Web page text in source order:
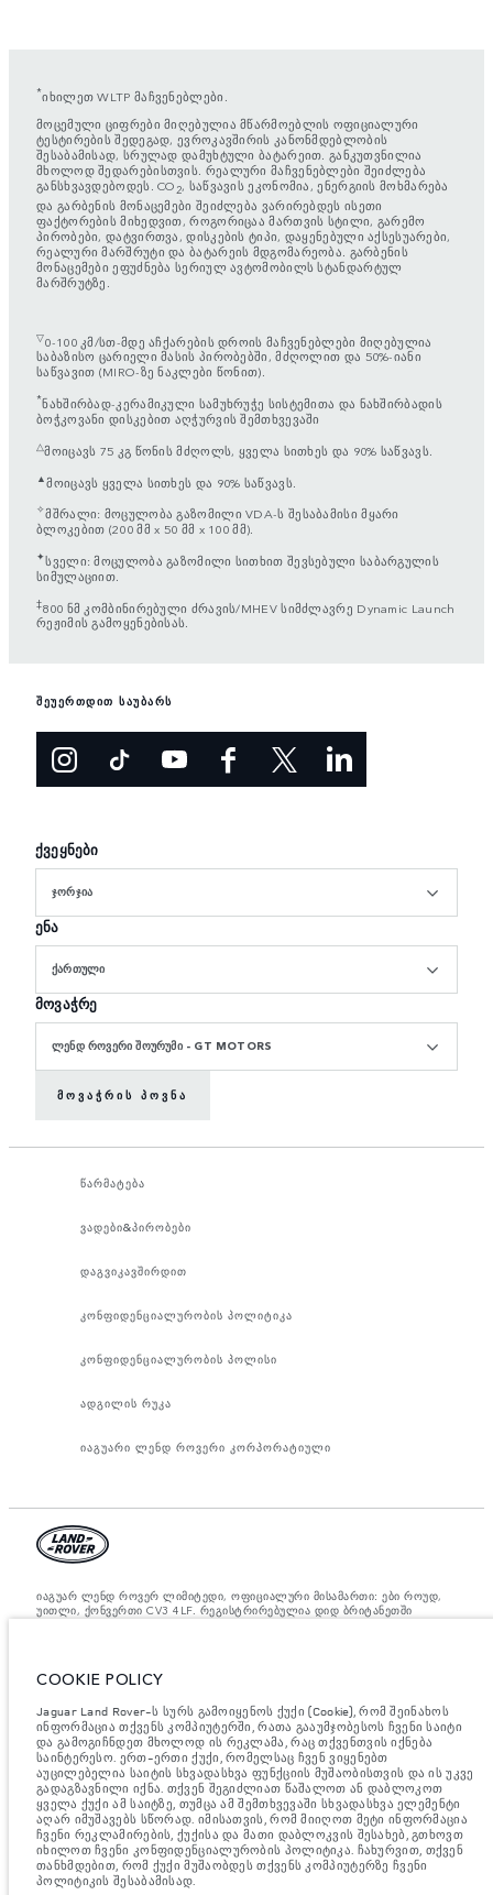
*იხილეთ WLTP მაჩვენებლები.
მოცემული ციფრები მიღებულია მწარმოებლის ოფიციალური
ტესტირების შედეგად, ევროკავშირის კანონმდებლობის
შესაბამისად, სრულად დამუხტული ბატარეით. განკუთვნილია
მხოლოდ შედარებისთვის. რეალური მაჩვენებლები შეიძლება
განსხვავდებოდეს. CO 2, საწვავის ეკონომია, ენერგიის მოხმარება
და გარბენის მონაცემები შეიძლება ვარირებდეს ისეთი
ფაქტორების მიხედვით, როგორიცაა მართვის სტილი, გარემო
პირობები, დატვირთვა, დისკების ტიპი, დაყენებული აქსესუარები,
რეალური მარშრუტი და ბატარეის მდგომარეობა. გარბენის
მონაცემები ეფუძნება სერიულ ავტომობილს სტანდარტულ
მარშრუტზე.
▽0-100 კმ/სთ-მდე აჩქარების დროის მაჩვენებლები მიღებულია
საბაზისო ცარიელი მასის პირობებში, მძღოლით და 50%-იანი
საწვავით (MIRO-ზე ნაკლები წონით).
*ნახშირბად-კერამიკული სამუხრუჭე სისტემითა და ნახშირბადის
ბოჭკოვანი დისკებით აღჭურვის შემთხვევაში
△მოიცავს 75 კგ წონის მძღოლს, ყველა სითხეს და 90% საწვავს.
▲მოიცავს ყველა სითხეს და 90% საწვავს.
✧მშრალი: მოცულობა გაზომილი VDA-ს შესაბამისი მყარი
ბლოკებით (200 მმ x 50 მმ x 100 მმ).
✦სველი: მოცულობა გაზომილი სითხით შევსებული საბარგულის
სიმულაციით.
‡800 ნმ კომბინირებული ძრავის/MHEV სიმძლავრე Dynamic Launch
რეჟიმის გამოყენებისას.
შეუერთდით საუბარს
ქვეყნები
ᲯᲝᲠᲯᲘᲐ
ენა
ᲥᲐᲠᲗᲣᲚᲘ
მოვაჭრე
ᲚᲔᲜᲓ ᲠᲝᲕᲔᲠᲘ ᲨᲝᲣᲠᲣᲛᲘ - GT MOTORS
ᲛᲝᲕᲐᲭᲠᲘᲡ ᲞᲝᲕᲜᲐ
წარმატება
ვადები&პირობები
დაგვიკავშირდით
კონფიდენციალურობის პოლიტიკა
კონფიდენციალურობის პოლისი
ადგილის რუკა
იაგუარი ლენდ როვერი კორპორატიული
იაგუარ ლენდ როვერ ლიმიტედი, ოფიციალური მისამართი: ები როუდ,
უითლი, ქონვერთი CV3 4LF. რეგისტრირებულია დიდ ბრიტანეთში
ნომრით: 1672070. ევროკავშირის კანონდებლობის თანახმად,
მითითებულია მხოლოდ შედარებითი მიზნისათვის. ვებ გვერდზე
შესაძლებელია იცვლებოდეს ბაზრის მიხედვით და ცვლილება
აუცილებლად მოხდება შეტყობინების შემდეგ. დეტალური ინფორმაციის
მისაღებად, გთხოვთ, მიმართეთ ადგილობრივ დილერს.
მნიშვნელოვანი ინფორმაცია გამოსახულებისა და სპეციფიკაციის
შესახებ.ნახევარგამტარების გლობალური დეფიციტი ამჟამად გავლენას
ახდენს ავტომობილის კონსტრუქციის სპეციფიკაციებზე, მოდელების
ხელმისაწვდომობასა და აწყობის ვადებზე. ეს არის ძალიან დინამიური
სიტუაცია და, შედეგად, ვებსაიტში გამოყენებული გამოსახულება
შეიძლება სრულად არ ასახავდეს ფუნქციების, ოფციების, გაფორმებისა
და ფერის სქემების მიმდინარე სპეციფიკაციებს. გთხოვთ, მიმართოთ
თქვენს დილერს, რომელიც შეძლებს დაადასტუროს თქვენთან არსებული
შეზღუდვები, რომ იყოთ წინასწარ ინფორმირებული
COOKIE POLICY
Jaguar Land Rover-ს სურს გამოიყენოს ქუქი (Cookie), რომ შეინახოს
ინფორმაცია თქვენს კომპიუტერში, რათა გააუმჯობესოს ჩვენი საიტი
და გამოგიჩნდეთ მხოლოდ ის რეკლამა, რაც თქვენთვის იქნება
საინტერესო. ერთ-ერთი ქუქი, რომელსაც ჩვენ ვიყენებთ
აუცილებელია საიტის სხვადასხვა ფუნქციის მუშაობისთვის და ის უკვე
გადაგზავნილი იქნა. თქვენ შეგიძლიათ წაშალოთ ან დაბლოკოთ
ყველა ქუქი ამ საიტზე, თუმცა ამ შემთხვევაში სხვადასხვა ელემენტი
აღარ იმუშავებს სწორად. იმისათვის, რომ მიიღოთ მეტი ინფორმაცია
ჩვენი რეკლამირების, ქუქისა და მათი დაბლოკვის შესახებ, გთხოვთ
იხილოთ ჩვენი კონფიდენციალურობის პოლიტიკა. ჩახურვით, თქვენ
თანხმდებით, რომ ქუქი მუშაობდეს თქვენს კომპიუტერზე ჩვენი
პოლიტიკის შესაბამისად.